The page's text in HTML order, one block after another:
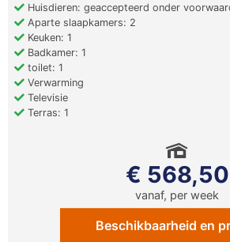
Huisdieren: geaccepteerd onder
Aparte slaapkamers: 2
Keuken: 1
Badkamer: 1
toilet: 1
Verwarming
Televisie
Terras: 1
€ 568,50
vanaf, per week
Beschikbaarheid en